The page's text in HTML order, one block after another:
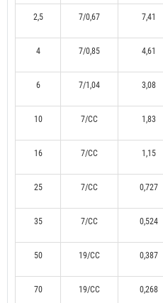
2,5 7/0,67 7,41
4 7/0,85 4,61
6 7/1,04 3,08
10 7/CC 1,83
16 7/CC 1,15
25 7/CC 0,727
35 7/CC 0,524
50 19/CC 0,387
70 19/CC 0,268